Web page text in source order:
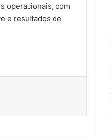
operacionais, com
e resultados de